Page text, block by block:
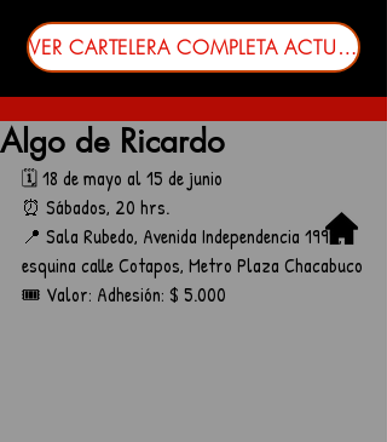
VER CARTELERA COMPLETA ACTUALIZADA
Algo de Ricardo
🗓️ 18 de mayo al 15 de junio
⏰ Sábados, 20 hrs.
📍 Sala Rubedo, Avenida Independencia 1995,
esquina calle Cotapos, Metro Plaza Chacabuco
🎟️ Valor: Adhesión: $ 5.000